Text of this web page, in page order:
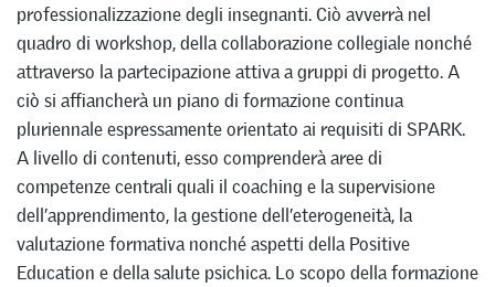
professionalizzazione degli insegnanti. Ciò avverrà nel
quadro di workshop, della collaborazione collegiale nonché
attraverso la partecipazione attiva a gruppi di progetto. A
ciò si affiancherà un piano di formazione continua
pluriennale espressamente orientato ai requisiti di SPARK.
A livello di contenuti, esso comprenderà aree di
competenze centrali quali il coaching e la supervisione
dell’apprendimento, la gestione dell’eterogeneità, la
valutazione formativa nonché aspetti della Positive
Education e della salute psichica. Lo scopo della formazione